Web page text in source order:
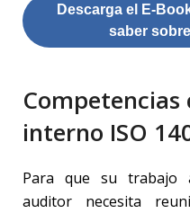
Descarga el E-
saber
interno ISO
Para que su trabajo
auditor necesita